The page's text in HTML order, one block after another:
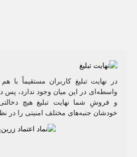
در نهایت تبلیغ کاربران مستقیماً با
واسطه‌ای در این میان وجود ندارد، پس
و فروشِ شما نهایت تبلیغ هیچ دخالتی
خودشان جنبه‌های مختلف امنیتی را در